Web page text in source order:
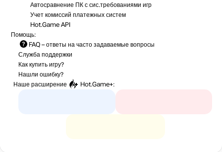
Автосравнение ПК с сис.требованиями игр
Учет комиссий платежных систем
Hot.Game API
Помощь:
FAQ – ответы на часто задаваемые вопросы
Служба поддержки
Как купить игру?
Нашли ошибку?
Наше расширение
Hot.Game+: